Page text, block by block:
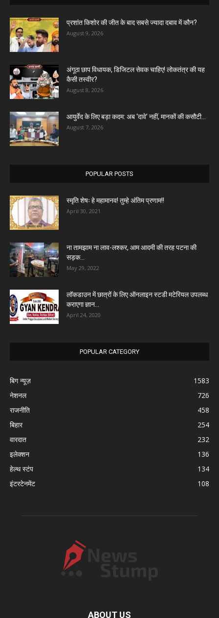
प्रशांत किशोर की जीत के बाद सबसे ज्यादा दबाव में कौन?
August 9, 2026
अंगूठा छाप विधायक, डिजिटल सेवक चाहिए! लोकतंत्र की यह
कैसी तस्वीर?
August 8, 2026
आयुर्वेद के लिए बड़ा कदम: अब ‘दावे’ नहीं, मानकों की कसौटी...
August 7, 2026
POPULAR POSTS
स्मृति शेषः हे महामानव! तुम्हे अंतिम प्रणाम!!
April 30, 2021
ना तामझाम ना लाव-लश्कर, आम आदमी की तरह पटना की
सड़क...
May 29, 2022
लॉकडाउन में छात्रों के लिए ऑनलाइन स्टडी मटेरियल उपलब्ध
कराएगा ज्ञान...
April 24, 2020
POPULAR CATEGORY
बिग न्यूज़
1583
नेशनल
726
राजनीति
458
बिहार
254
वारदात
232
इलेक्शन
136
हेल्थ स्टंप
134
इंटरटेनमेंट
108
ABOUT US